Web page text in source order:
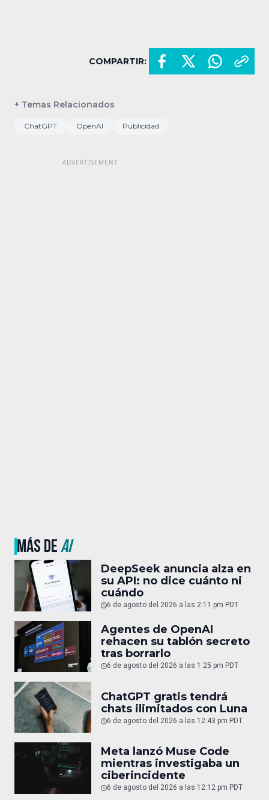
COMPARTIR:
+ Temas Relacionados
ChatGPT OpenAI Publicidad
MÁS DEAI
DeepSeek anuncia alza en
su API: no dice cuánto ni
cuándo
6 de agosto del 2026 a las 2:11 pm PDT
Agentes de OpenAI
rehacen su tablón secreto
tras borrarlo
6 de agosto del 2026 a las 1:25 pm PDT
ChatGPT gratis tendrá
chats ilimitados con Luna
6 de agosto del 2026 a las 12:43 pm PDT
Meta lanzó Muse Code
mientras investigaba un
ciberincidente
6 de agosto del 2026 a las 12:12 pm PDT